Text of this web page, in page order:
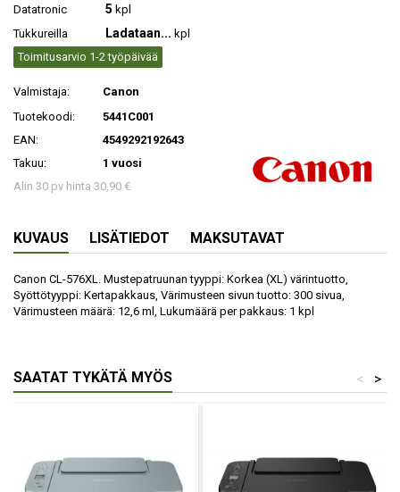
Datatronic 5 kpl
Tukkureilla
Ladataan... kpl
Toimitusarvio 1-2 työpäivää
Valmistaja:
Canon
Tuotekoodi:
5441C001
EAN:
4549292192643
Takuu:
1 vuosi
Alin 30 pv hinta 30,90 €
KUVAUS LISÄTIEDOT MAKSUTAVAT
Canon CL-576XL. Mustepatruunan tyyppi: Korkea (XL) värintuotto,
Syöttötyyppi: Kertapakkaus, Värimusteen sivun tuotto: 300 sivua,
Värimusteen määrä: 12,6 ml, Lukumäärä per pakkaus: 1 kpl
SAATAT TYKÄTÄ MYÖS >
<